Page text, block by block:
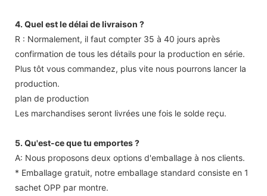
4. Quel est le délai de livraison ?
R : Normalement, il faut compter 35 à 40 jours après
confirmation de tous les détails pour la production en série.
Plus tôt vous commandez, plus vite nous pourrons lancer la
production.
plan de production
Les marchandises seront livrées une fois le solde reçu.
5. Qu'est-ce que tu emportes ?
A: Nous proposons deux options d'emballage à nos clients.
* Emballage gratuit, notre emballage standard consiste en 1
sachet OPP par montre.